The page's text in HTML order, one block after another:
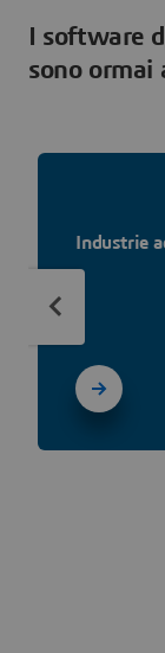
I software
sono
Industrie